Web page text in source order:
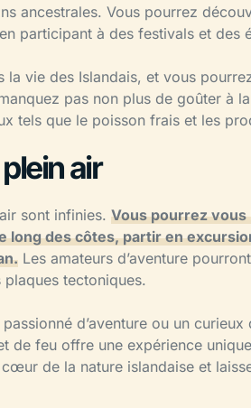
ancestrales. Vous pourrez
participant à des festivals et des
vie des Islandais, et vous
pas non plus de goûter à
tels que le poisson frais et les
air
sont infinies. Vous pourrez vous
long des côtes, partir en
Les amateurs d’aventure
tectoniques.
d’aventure ou un curieux
de feu offre une expérience
de la nature islandaise et